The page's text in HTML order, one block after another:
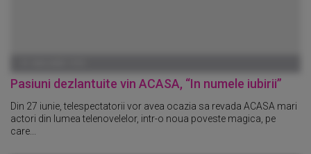
Pasiuni dezlantuite vin ACASA, “In numele iubirii”
Din 27 iunie, telespectatorii vor avea ocazia sa revada ACASA mari
actori din lumea telenovelelor, intr-o noua poveste magica, pe
care...